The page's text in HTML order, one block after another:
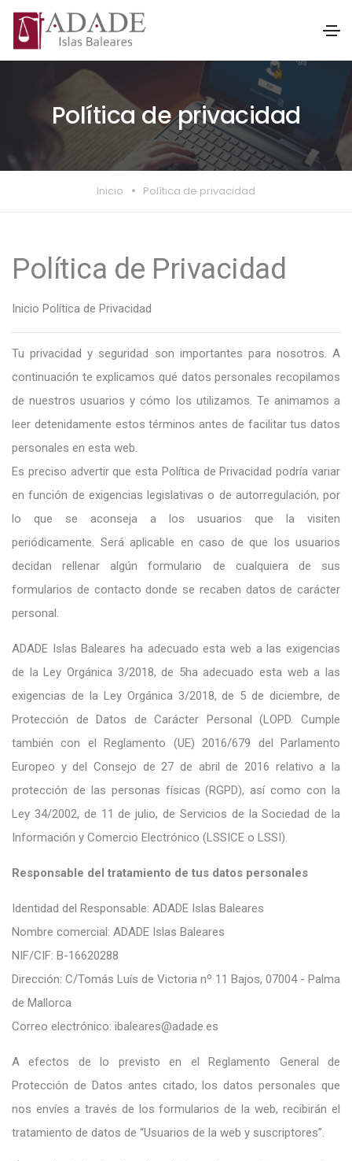
Política de privacidad
Inicio Política de privacidad
Política de Privacidad
Inicio Política de Privacidad
Tu privacidad y seguridad son importantes para nosotros. A
continuación te explicamos qué datos personales recopilamos
de nuestros usuarios y cómo los utilizamos. Te animamos a
leer detenidamente estos términos antes de facilitar tus datos
personales en esta web.
Es preciso advertir que esta Política de Privacidad podría variar
en función de exigencias legislativas o de autorregulación, por
lo que se aconseja a los usuarios que la visiten
periódicamente. Será aplicable en caso de que los usuarios
decidan rellenar algún formulario de cualquiera de sus
formularios de contacto donde se recaben datos de carácter
personal.
ADADE Islas Baleares ha adecuado esta web a las exigencias
de la Ley Orgánica 3/2018, de 5ha adecuado esta web a las
exigencias de la Ley Orgánica 3/2018, de 5 de diciembre, de
Protección de Datos de Carácter Personal (LOPD. Cumple
también con el Reglamento (UE) 2016/679 del Parlamento
Europeo y del Consejo de 27 de abril de 2016 relativo a la
protección de las personas físicas (RGPD), así como con la
Ley 34/2002, de 11 de julio, de Servicios de la Sociedad de la
Información y Comercio Electrónico (LSSICE o LSSI).
Responsable del tratamiento de tus datos personales
Identidad del Responsable: ADADE Islas Baleares
Nombre comercial: ADADE Islas Baleares
NIF/CIF: B-16620288
Dirección: C/Tomás Luís de Victoria nº 11 Bajos, 07004 - Palma
de Mallorca
Correo electrónico: ibaleares@adade.es
A efectos de lo previsto en el Reglamento General de
Protección de Datos antes citado, los datos personales que
nos envíes a través de los formularios de la web, recibirán el
tratamiento de datos de “Usuarios de la web y suscriptores”.